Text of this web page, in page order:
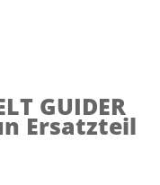
GUIDER
Ersatzteil